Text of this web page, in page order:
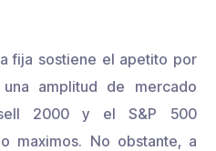
fija sostiene el apetito por
amplitud de mercado
2000 y el S&P 500
maximos. No obstante, a